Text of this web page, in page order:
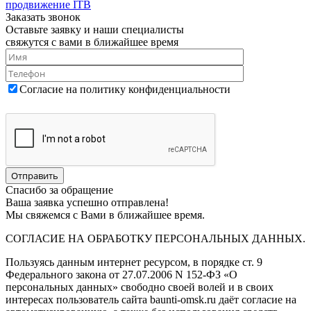
продвижение ITB
Заказать звонок
Оставьте заявку и наши специалисты
свяжутся с вами в ближайшее время
Согласие на политику конфиденциальности
Спасибо за обращение
Ваша заявка успешно отправлена!
Мы свяжемся с Вами в ближайшее время.
СОГЛАСИЕ НА ОБРАБОТКУ ПЕРСОНАЛЬНЫХ ДАННЫХ.
Пользуясь данным интернет ресурсом, в порядке ст. 9
Федерального закона от 27.07.2006 N 152-ФЗ «О
персональных данных» свободно своей волей и в своих
интересах пользователь сайта baunti-omsk.ru даёт согласие на